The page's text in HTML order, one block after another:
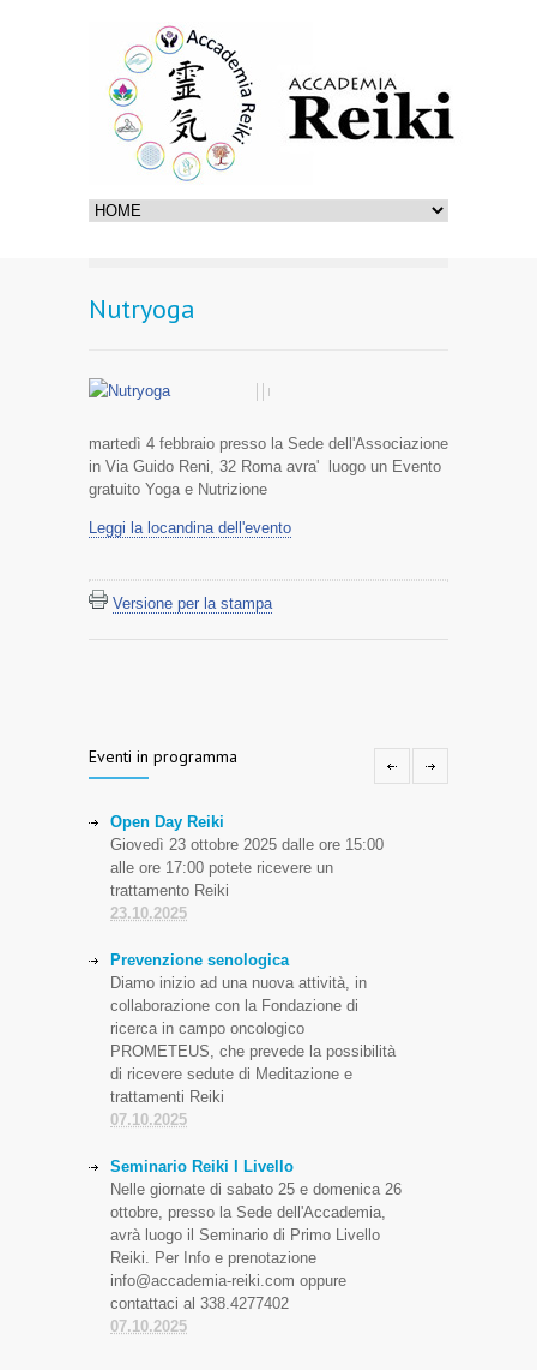
Nutryoga
martedì 4 febbraio presso la Sede dell'Associazione
in Via Guido Reni, 32 Roma avra' luogo un Evento
gratuito Yoga e Nutrizione
Leggi la locandina dell'evento
Versione per la stampa
Eventi in programma
Open Day Reiki
Giovedì 23 ottobre 2025 dalle ore 15:00
alle ore 17:00 potete ricevere un
trattamento Reiki
23.10.2025
Prevenzione senologica
Diamo inizio ad una nuova attività, in
collaborazione con la Fondazione di
ricerca in campo oncologico
PROMETEUS, che prevede la possibilità
di ricevere sedute di Meditazione e
trattamenti Reiki
07.10.2025
Seminario Reiki I Livello
Nelle giornate di sabato 25 e domenica 26
ottobre, presso la Sede dell'Accademia,
avrà luogo il Seminario di Primo Livello
Reiki. Per Info e prenotazione
info@accademia-reiki.com oppure
contattaci al 338.4277402
07.10.2025